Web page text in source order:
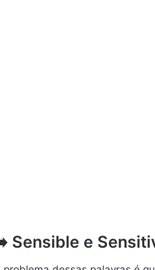
Sensible e